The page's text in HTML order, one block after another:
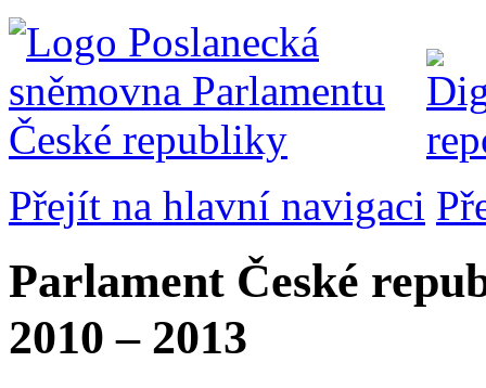
Přejít na hlavní navigaci
Parlament České
2010 – 2013